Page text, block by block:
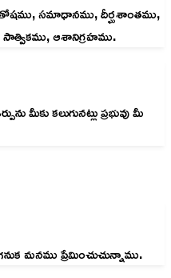
సమాధానము, దీర్ఘశాంతము,
ఆశానిగ్రహము.
మీకు కలుగునట్లు ప్రభువు మీ
మనము ప్రేమించుచున్నాము.